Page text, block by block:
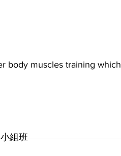
body muscles training which
小組班